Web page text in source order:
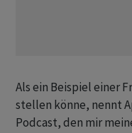
Als ein Beispiel einer
stellen könne, nennt
Podcast, den mir